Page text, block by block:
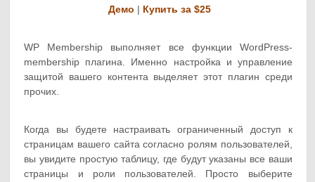
Демо | Купить за $25
WP Membership выполняет все функции WordPress-
membership плагина. Именно настройка и управление
защитой вашего контента выделяет этот плагин среди
прочих.
Когда вы будете настраивать ограниченный доступ к
страницам вашего сайта согласно ролям пользователей,
вы увидите простую таблицу, где будут указаны все ваши
страницы и роли пользователей. Просто выберите